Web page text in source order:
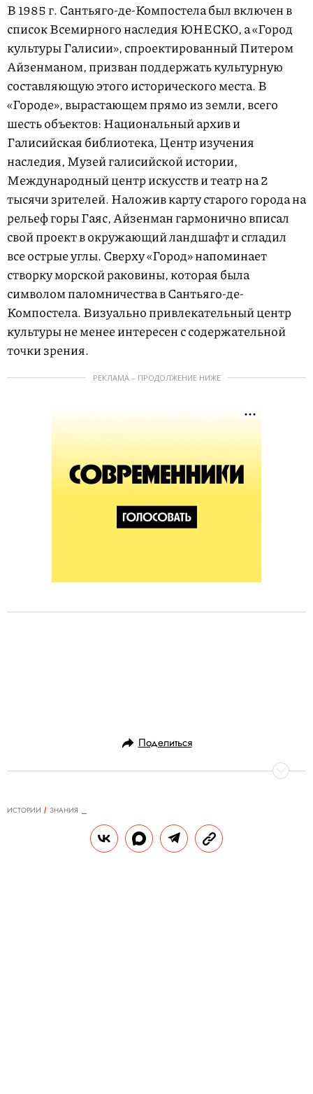
В 1985 г. Сантьяго-де-Компостела был включен в
список Всемирного наследия ЮНЕСКО, а «Город
культуры Галисии», спроектированный Питером
Айзенманом, призван поддержать культурную
составляющую этого исторического места. В
«Городе», вырастающем прямо из земли, всего
шесть объектов: Национальный архив и
Галисийская библиотека, Центр изучения
наследия, Музей галисийской истории,
Международный центр искусств и театр на 2
тысячи зрителей. Наложив карту старого города на
рельеф горы Гаяс, Айзенман гармонично вписал
свой проект в окружающий ландшафт и сгладил
все острые углы. Сверху «Город» напоминает
створку морской раковины, которая была
символом паломничества в Сантьяго-де-
Компостела. Визуально привлекательный центр
культуры не менее интересен с содержательной
точки зрения.
РЕКЛАМА – ПРОДОЛЖЕНИЕ НИЖЕ
Поделиться
ИСТОРИИ
ЗНАНИЯ
8 главных слов уходящего года